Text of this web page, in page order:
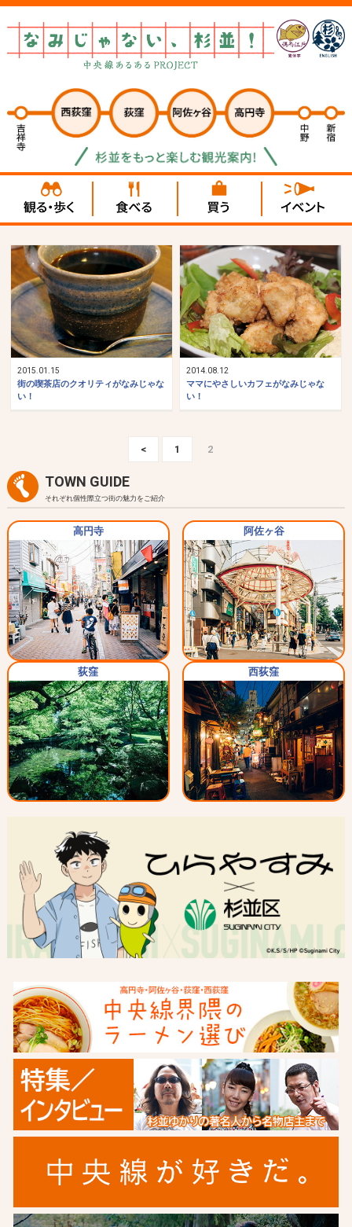
2015.01.15
街の喫茶店のクオリティがなみじゃな
い！
2014.08.12
ママにやさしいカフェがなみじゃな
い！
< 1 2
TOWN GUIDE
それぞれ個性際立つ街の魅力をご紹介
高円寺 阿佐ヶ谷
荻窪 西荻窪